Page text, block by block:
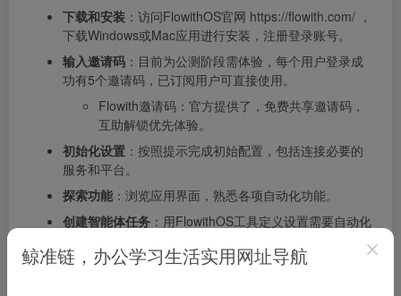
下载和安装 ：访问FlowithOS官网 https://flowith.com/ ，
下载Windows或Mac应用进行安装，注册登录账号。
输入邀请码 ：目前为公测阶段需体验，每个用户登录成
功有5个邀请码，已订阅用户可直接使用。
Flowith邀请码：官方提供了，免费共享邀请码，
互助解锁优先体验。
初始化设置 ：按照提示完成初始配置，包括连接必要的
服务和平台。
探索功能 ：浏览应用界面，熟悉各项自动化功能。
创建智能体任务 ：用FlowithOS工具定义设置需要自动化
测试和调整：执行任务，根据结果进行必要的调整优化
鲸准链，办公学习生活实用网址导航